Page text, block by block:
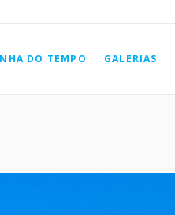
DO TEMPO GALERIAS